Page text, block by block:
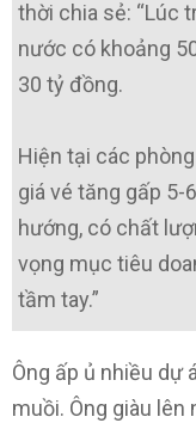
thời chia sẻ: “Lúc
nước có khoảng
30 tỷ đồng.
Hiện tại các
giá vé tăng gấp 5-
hướng, có chất
vọng mục tiêu
tầm tay.”
Ông ấp ủ nhiều dự
muồi. Ông giàu lên